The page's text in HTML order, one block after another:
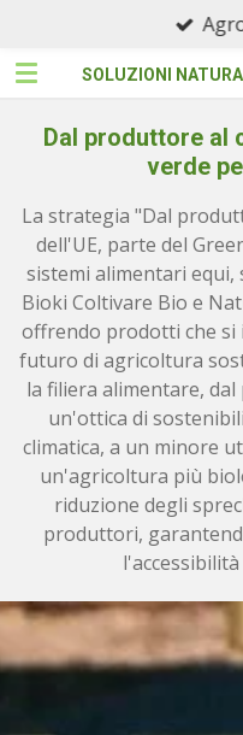
contenutoSOLUZIONI
Dal produttore al
verde
La strategia "Dal
dell'UE, parte del
sistemi alimentari
Bioki Coltivare Bio e
offrendo prodotti che
futuro di agricoltura
la filiera alimentare,
un'ottica di
climatica, a un minore
un'agricoltura più
riduzione degli
produttori,